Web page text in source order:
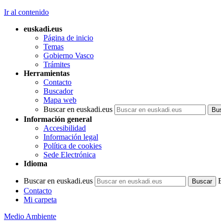
Ir al contenido
euskadi.eus
Página de inicio
Temas
Gobierno Vasco
Trámites
Herramientas
Contacto
Buscador
Mapa web
Buscar en euskadi.eus
Información general
Accesibilidad
Información legal
Política de cookies
Sede Electrónica
Idioma
Buscar en euskadi.eus
Contacto
Mi carpeta
Medio Ambiente